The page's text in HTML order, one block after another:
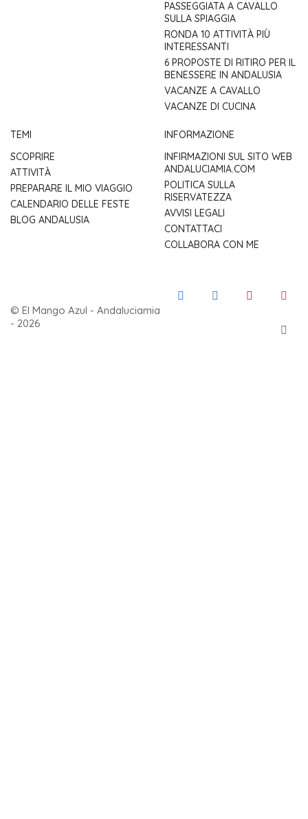
PASSEGGIATA A CAVALLO
SULLA SPIAGGIA
RONDA 10 ATTIVITÀ PIÙ
INTERESSANTI
6 PROPOSTE DI RITIRO PER IL
BENESSERE IN ANDALUSIA
VACANZE A CAVALLO
VACANZE DI CUCINA
TEMI
SCOPRIRE
ATTIVITÀ
PREPARARE IL MIO VIAGGIO
CALENDARIO DELLE FESTE
BLOG ANDALUSIA
INFORMAZIONE
INFIRMAZIONI SUL SITO WEB
ANDALUCIAMIA.COM
POLITICA SULLA
RISERVATEZZA
AVVISI LEGALI
CONTATTACI
COLLABORA CON ME
© El Mango Azul - Andaluciamia
- 2026